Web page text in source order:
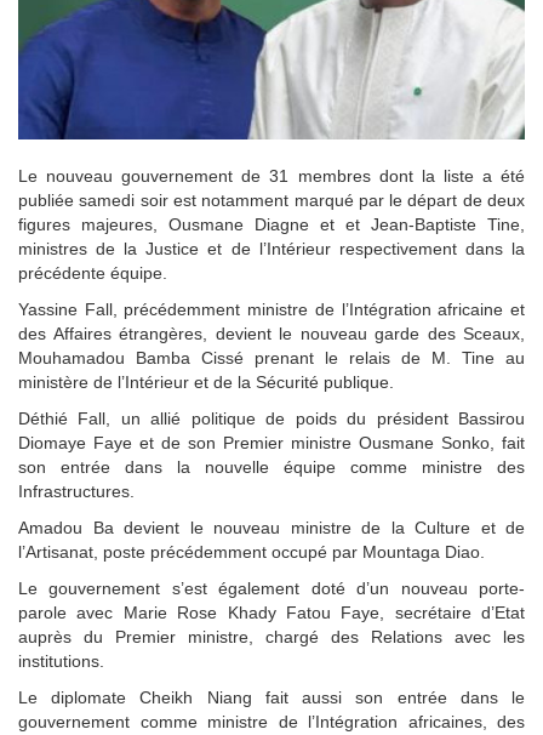
Le nouveau gouvernement de 31 membres dont la liste a été
publiée samedi soir est notamment marqué par le départ de deux
figures majeures, Ousmane Diagne et et Jean-Baptiste Tine,
ministres de la Justice et de l’Intérieur respectivement dans la
précédente équipe.
Yassine Fall, précédemment ministre de l’Intégration africaine et
des Affaires étrangères, devient le nouveau garde des Sceaux,
Mouhamadou Bamba Cissé prenant le relais de M. Tine au
ministère de l’Intérieur et de la Sécurité publique.
Déthié Fall, un allié politique de poids du président Bassirou
Diomaye Faye et de son Premier ministre Ousmane Sonko, fait
son entrée dans la nouvelle équipe comme ministre des
Infrastructures.
Amadou Ba devient le nouveau ministre de la Culture et de
l’Artisanat, poste précédemment occupé par Mountaga Diao.
Le gouvernement s’est également doté d’un nouveau porte-
parole avec Marie Rose Khady Fatou Faye, secrétaire d’Etat
auprès du Premier ministre, chargé des Relations avec les
institutions.
Le diplomate Cheikh Niang fait aussi son entrée dans le
gouvernement comme ministre de l’Intégration africaines, des